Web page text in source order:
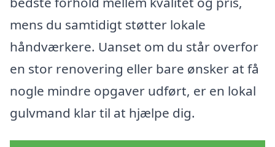
mens du samtidigt støtter lokale
håndværkere. Uanset om du står overfor
en stor renovering eller bare ønsker at få
nogle mindre opgaver udført, er en lokal
gulvmand klar til at hjælpe dig.